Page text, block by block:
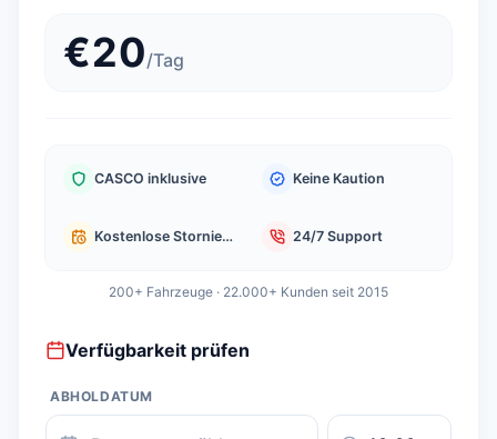
€20/Tag
CASCO inklusive Keine Kaution
Kostenlose Stornierung 24/7 Support
200+ Fahrzeuge · 22.000+ Kunden seit 2015
Verfügbarkeit prüfen
ABHOLDATUM